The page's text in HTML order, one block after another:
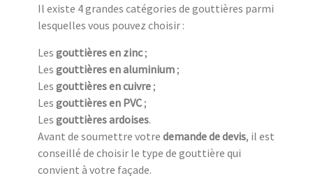
Il existe 4 grandes catégories de gouttières parmi
lesquelles vous pouvez choisir :
Les gouttières en zinc;
Les gouttières en aluminium;
Les gouttières en cuivre;
Les gouttières en PVC;
Les gouttières ardoises.
Avant de soumettre votre demande de devis, il est
conseillé de choisir le type de gouttière qui
convient à votre façade.